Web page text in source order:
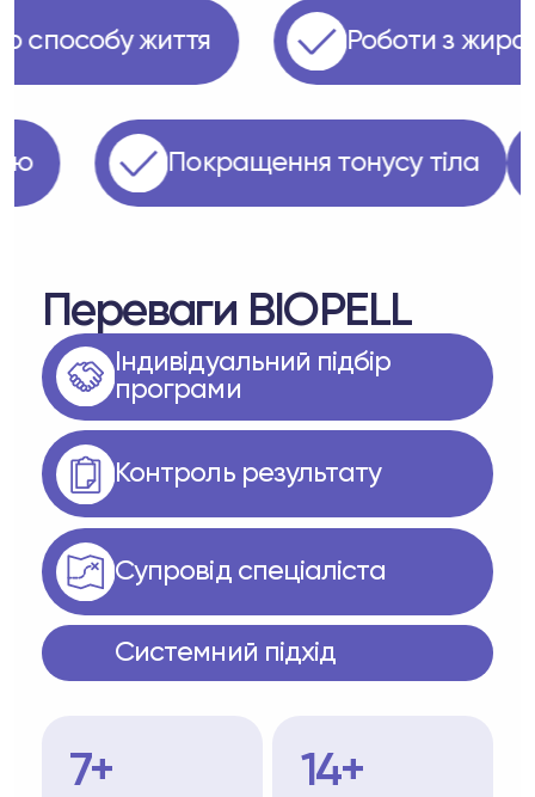
способу життя Роботи з
Покращення тонусу тіла
Переваги BIOPELL
Індивідуальний підбір
програми
Контроль результату
Супровід спеціаліста
Системний підхід
7+ 14+